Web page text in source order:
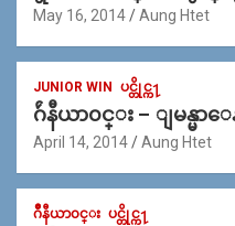
May 16, 2014 Aung Htet
JUNIOR WIN ပင္တိုင္က႑
ဂ်ဴနီယာ၀င္း – ျမန္မာ
April 14, 2014 Aung Htet
ဂ်ဳနီယာ၀င္း ပင္တိုင္က႑